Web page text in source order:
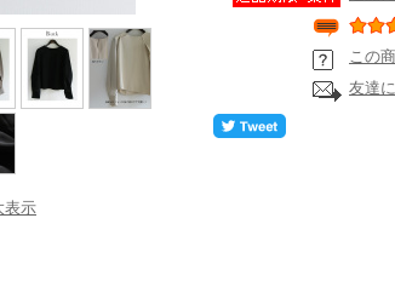
表示
この
友達